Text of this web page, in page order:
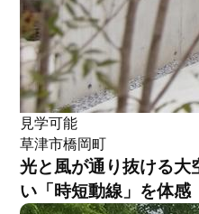
見学可能
草津市橋岡町
光と風が通り抜ける大
い「時短動線」を体